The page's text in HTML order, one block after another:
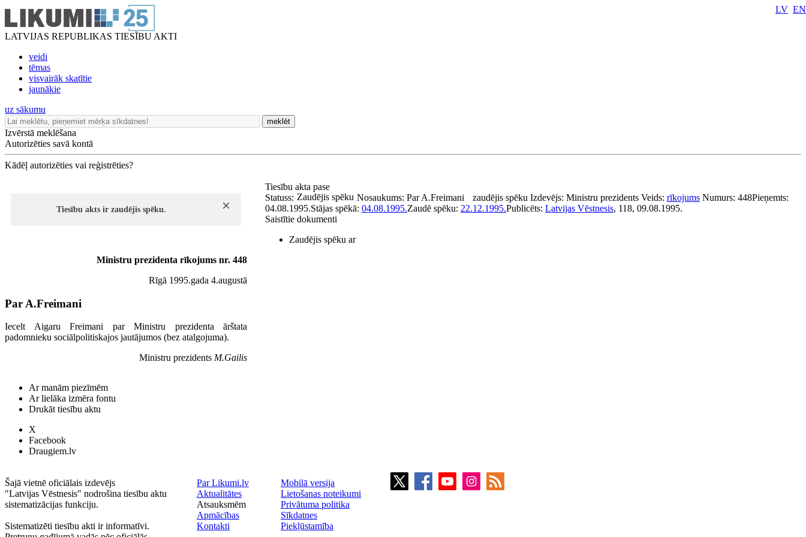
LATVIJAS REPUBLIKAS TIESĪBU AKTI
veidi
tēmas
visvairāk skatītie
jaunākie
LV EN
uz sākumu
meklēt
Izvērstā meklēšana
Autorizēties savā kontā
Kādēļ autorizēties vai reģistrēties?
Tiesību akts ir zaudējis spēku.
Ministru prezidenta rīkojums nr. 448
Rīgā 1995.gada 4.augustā
Par A.Freimani
Iecelt Aigaru Freimani par Ministru prezidenta ārštata
padomnieku sociālpolitiskajos jautājumos (bez atalgojuma).
Ministru prezidents M.Gailis
Tiesību akta pase
Nosaukums: Par A.Freimani
Statuss: Zaudējis spēku zaudējis spēku Izdevējs: Ministru prezidents Veids: rīkojums Numurs: 448Pieņemts:
04.08.1995.Stājas spēkā: 04.08.1995.Zaudē spēku: 22.12.1995.Publicēts: Latvijas Vēstnesis, 118, 09.08.1995.
Saistītie dokumenti
Zaudējis spēku ar
Ar manām piezīmēm
Ar lielāka izmēra fontu
Drukāt tiesību aktu
X
Facebook
Draugiem.lv
Šajā vietnē oficiālais izdevējs
"Latvijas Vēstnesis" nodrošina tiesību aktu
sistematizācijas funkciju.
Sistematizēti tiesību akti ir informatīvi.
Par Likumi.lv
Aktualitātes
Atsauksmēm
Apmācības
Kontakti
Mobilā versija
Lietošanas noteikumi
Privātuma politika
Sīkdatnes
Piekļūstamība